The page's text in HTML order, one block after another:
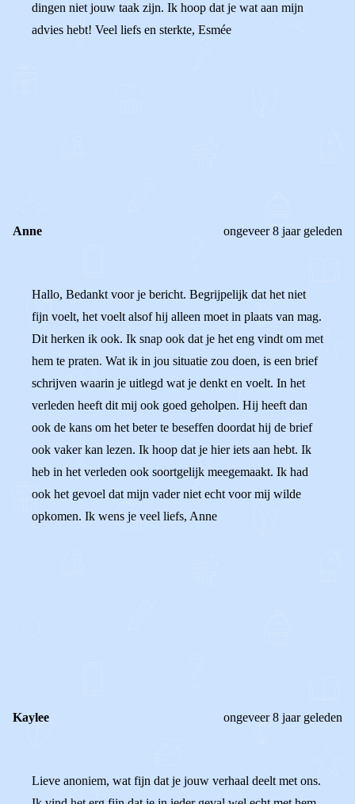
dingen niet jouw taak zijn. Ik hoop dat je wat aan mijn
advies hebt! Veel liefs en sterkte, Esmée
Anne ongeveer 8 jaar geleden
Hallo, Bedankt voor je bericht. Begrijpelijk dat het niet
fijn voelt, het voelt alsof hij alleen moet in plaats van mag.
Dit herken ik ook. Ik snap ook dat je het eng vindt om met
hem te praten. Wat ik in jou situatie zou doen, is een brief
schrijven waarin je uitlegd wat je denkt en voelt. In het
verleden heeft dit mij ook goed geholpen. Hij heeft dan
ook de kans om het beter te beseffen doordat hij de brief
ook vaker kan lezen. Ik hoop dat je hier iets aan hebt. Ik
heb in het verleden ook soortgelijk meegemaakt. Ik had
ook het gevoel dat mijn vader niet echt voor mij wilde
opkomen. Ik wens je veel liefs, Anne
Kaylee ongeveer 8 jaar geleden
Lieve anoniem, wat fijn dat je jouw verhaal deelt met ons.